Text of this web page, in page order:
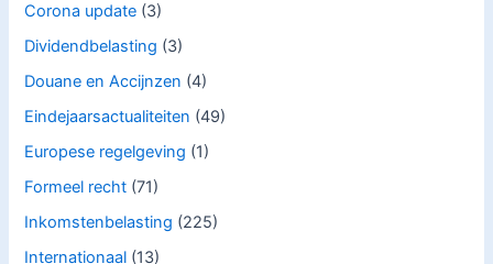
Corona update (3)
Dividendbelasting (3)
Douane en Accijnzen (4)
Eindejaarsactualiteiten (49)
Europese regelgeving (1)
Formeel recht (71)
Inkomstenbelasting (225)
Internationaal (13)